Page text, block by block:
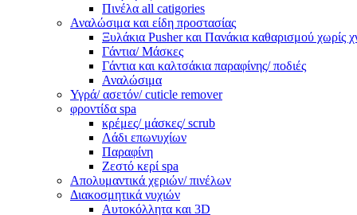
Πινέλα all catigories
Αναλώσιμα και είδη προστασίας
Ξυλάκια Pusher και Πανάκια καθαρισμού χωρίς
Γάντια/ Μάσκες
Γάντια και καλτσάκια παραφίνης/ ποδιές
Αναλώσιμα
Υγρά/ ασετόν/ cuticle remover
φροντίδα spa
κρέμες/ μάσκες/ scrub
Λάδι επωνυχίων
Παραφίνη
Ζεστό κερί spa
Απολυμαντικά χεριών/ πινέλων
Διακοσμητικά νυχιών
Αυτοκόλλητα και 3D